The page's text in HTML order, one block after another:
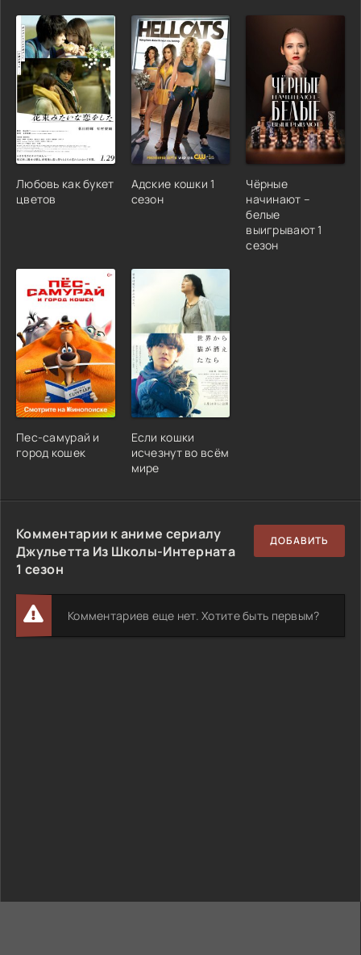
Любовь как букет
цветов
Адские кошки 1
сезон
Чёрные
начинают –
белые
выигрывают 1
сезон
Пес-самурай и
город кошек
Если кошки
исчезнут во всём
мире
Комментарии к аниме сериалу
Джульетта Из Школы-Интерната
1 сезон
ДОБАВИТЬ
Комментариев еще нет. Хотите быть первым?